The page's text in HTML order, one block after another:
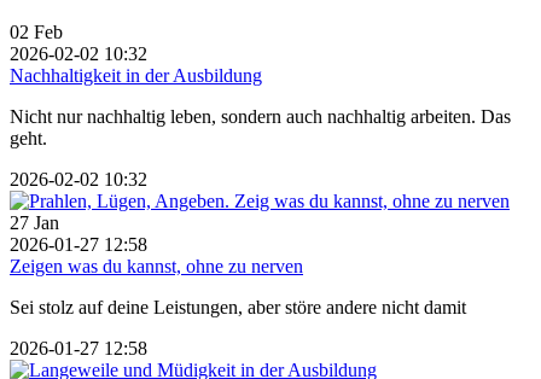
02 Feb
2026-02-02 10:32
Nachhaltigkeit in der Ausbildung
Nicht nur nachhaltig leben, sondern auch nachhaltig arbeiten. Das
geht.
2026-02-02 10:32
27 Jan
2026-01-27 12:58
Zeigen was du kannst, ohne zu nerven
Sei stolz auf deine Leistungen, aber störe andere nicht damit
2026-01-27 12:58